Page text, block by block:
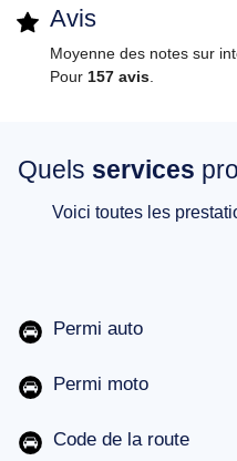
Avis
Moyenne des notes sur
Pour 157 avis
Quels services
Voici toutes les
Permi auto
Permi moto
Code de la route